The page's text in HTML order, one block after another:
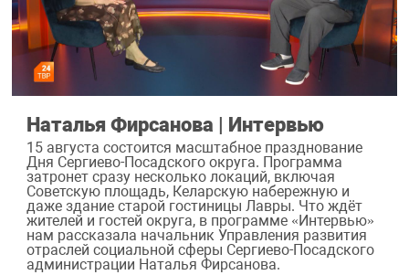
Наталья Фирсанова | Интервью
15 августа состоится масштабное празднование
Дня Сергиево-Посадского округа. Программа
затронет сразу несколько локаций, включая
Советскую площадь, Келарскую набережную и
даже здание старой гостиницы Лавры. Что ждёт
жителей и гостей округа, в программе «Интервью»
нам рассказала начальник Управления развития
отраслей социальной сферы Сергиево-Посадского
администрации Наталья Фирсанова.